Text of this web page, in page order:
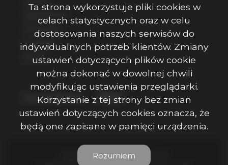
Zgłoszenia
Ulubione
Kontakt
Rodo
Social Media Facebook
Facebook
Facebook
Ojczenasz Nieruchomości © 2026
Ta strona wykorzystuje pliki cookies w
celach statystycznych oraz w celu
dostosowania naszych serwisów do
indywidualnych potrzeb klientów. Zmiany
ustawień dotyczących plików cookie
można dokonać w dowolnej chwili
modyfikując ustawienia przeglądarki.
Korzystanie z tej strony bez zmian
ustawień dotyczących cookies oznacza, że
będą one zapisane w pamięci urządzenia.
Rozumiem